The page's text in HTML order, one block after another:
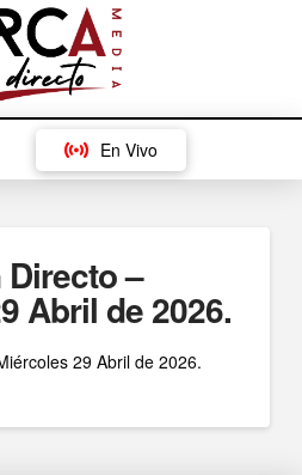
En Vivo
Directo –
Abril de 2026.
29 Abril de 2026.